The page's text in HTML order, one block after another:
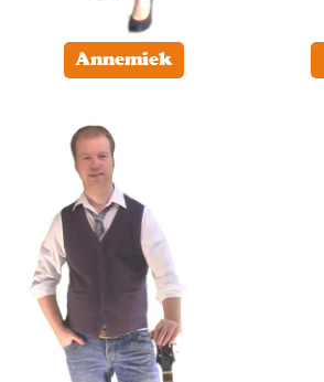
Annemiek